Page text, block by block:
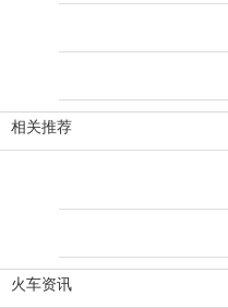
相关推荐
火车资讯